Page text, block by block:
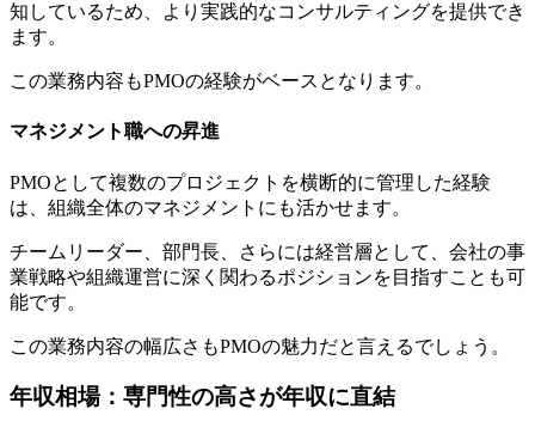
知しているため、より実践的なコンサルティングを提供でき
ます。
この業務内容もPMOの経験がベースとなります。
マネジメント職への昇進
PMOとして複数のプロジェクトを横断的に管理した経験
は、組織全体のマネジメントにも活かせます。
チームリーダー、部門長、さらには経営層として、会社の事
業戦略や組織運営に深く関わるポジションを目指すことも可
能です。
この業務内容の幅広さもPMOの魅力だと言えるでしょう。
年収相場：専門性の高さが年収に直結